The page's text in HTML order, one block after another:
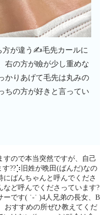
が違う✍️毛先カールに
右の方が瞼が少し重めな
かりあげて毛先は丸みの
ちの方が好きと言ってい
すので本当突然ですが、自己
す??⡱旧姓が晩田(ばんだ)なの
ばんちゃんと呼んでくださ
ど呼んでくださっています?
ーです︎( ˙-˙︎︎︎ )4人兄弟の長女、B
すすめの所ぜひ教えてくだ